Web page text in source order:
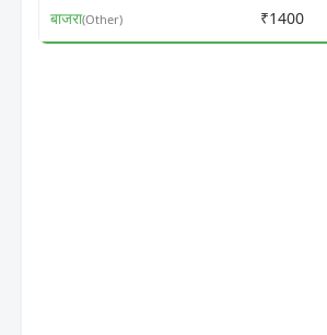
बाजरा(Other) ₹1400